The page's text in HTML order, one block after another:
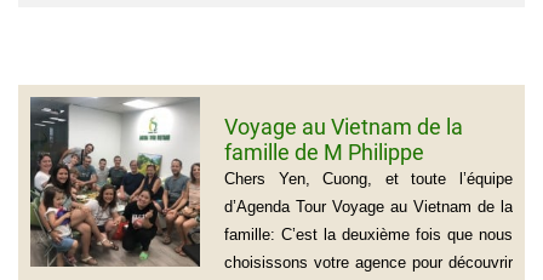
Voyage au Vietnam de la
famille de M Philippe
GROGNET
Chers Yen, Cuong, et toute l’équipe
d’Agenda Tour Voyage au Vietnam de la
famille: C’est la deuxième fois que nous
choisissons votre agence pour découvrir